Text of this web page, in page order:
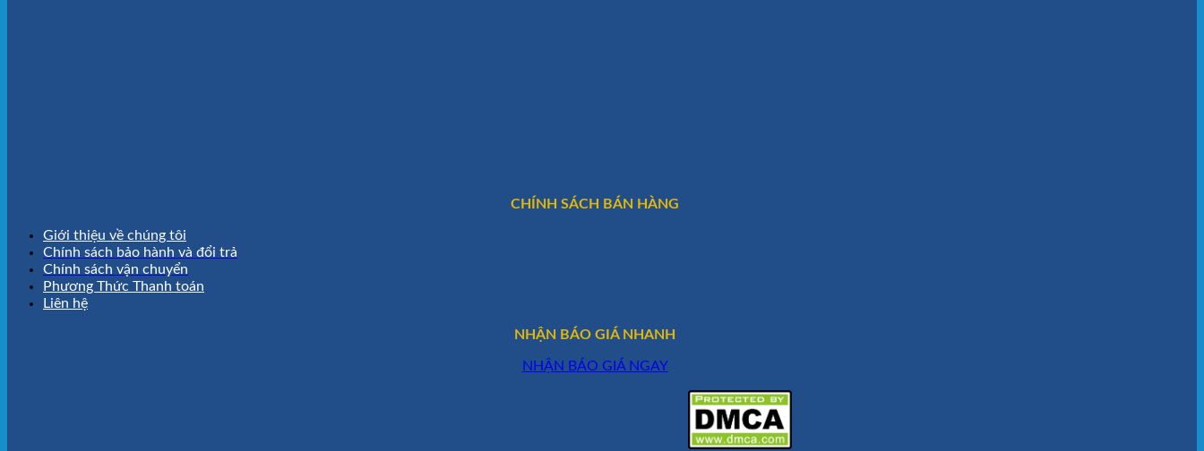
CHÍNH SÁCH BÁN HÀNG
Giới thiệu về chúng tôi
Chính sách bảo hành và đổi trả
Chính sách vận chuyển
Phương Thức Thanh toán
Liên hệ
NHẬN BÁO GIÁ NHANH
NHẬN BÁO GIÁ NGAY